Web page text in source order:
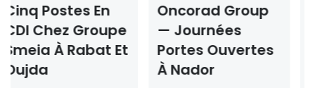
Oncorad Group
— Journées
Portes Ouvertes
À Nador
Concours ISMAC
Rabat & Dakhla
2026-2027 —
Inscription